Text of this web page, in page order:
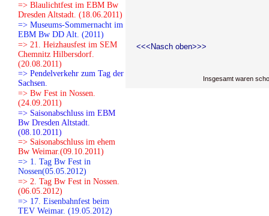
=> Blaulichtfest im EBM Bw
Dresden Altstadt. (18.06.2011)
=> Museums-Sommernacht im
EBM Bw DD Alt. (2011)
=> 21. Heizhausfest im SEM
Chemnitz Hilbersdorf.
(20.08.2011)
=> Pendelverkehr zum Tag der
Sachsen.
=> Bw Fest in Nossen.
(24.09.2011)
=> Saisonabschluss im EBM
Bw Dresden Altstadt.
(08.10.2011)
=> Saisonabschluss im ehem
Bw Weimar.(09.10.2011)
=> 1. Tag Bw Fest in
Nossen(05.05.2012)
=> 2. Tag Bw Fest in Nossen.
(06.05.2012)
=> 17. Eisenbahnfest beim
TEV Weimar. (19.05.2012)
<<<Nasch oben>>>
Insgesamt waren